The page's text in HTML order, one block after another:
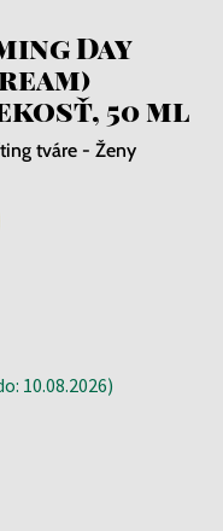
Day
50 ml
tváre - Ženy
10.08.2026)